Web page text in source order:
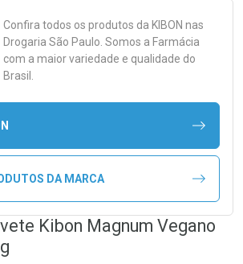
Confira todos os produtos da KIBON nas
Drogaria São Paulo. Somos a Farmácia
com a maior variedade e qualidade do
Brasil.
DA MARCA
Kibon Magnum Vegano